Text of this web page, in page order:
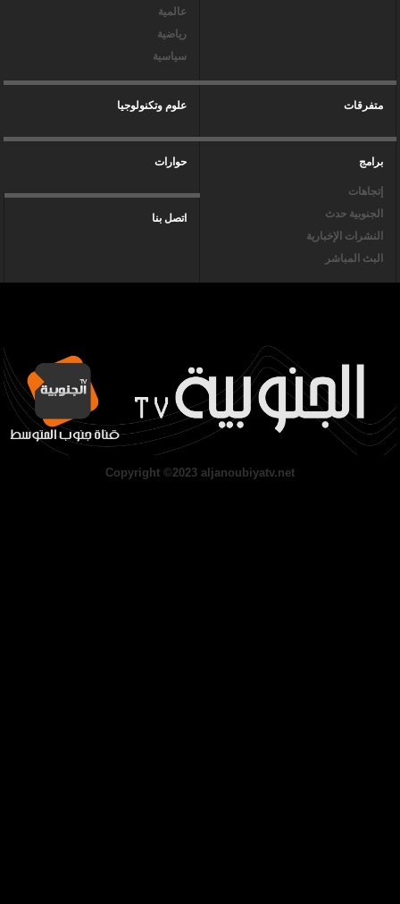
عالمية
رياضية
سياسية
متفرقات علوم وتكنولوجيا
برامج
إتجاهات
الجنوبية حدث
النشرات الإخبارية
البث المباشر
حوارات
اتصل بنا
Copyright ©2023 aljanoubiyatv.net